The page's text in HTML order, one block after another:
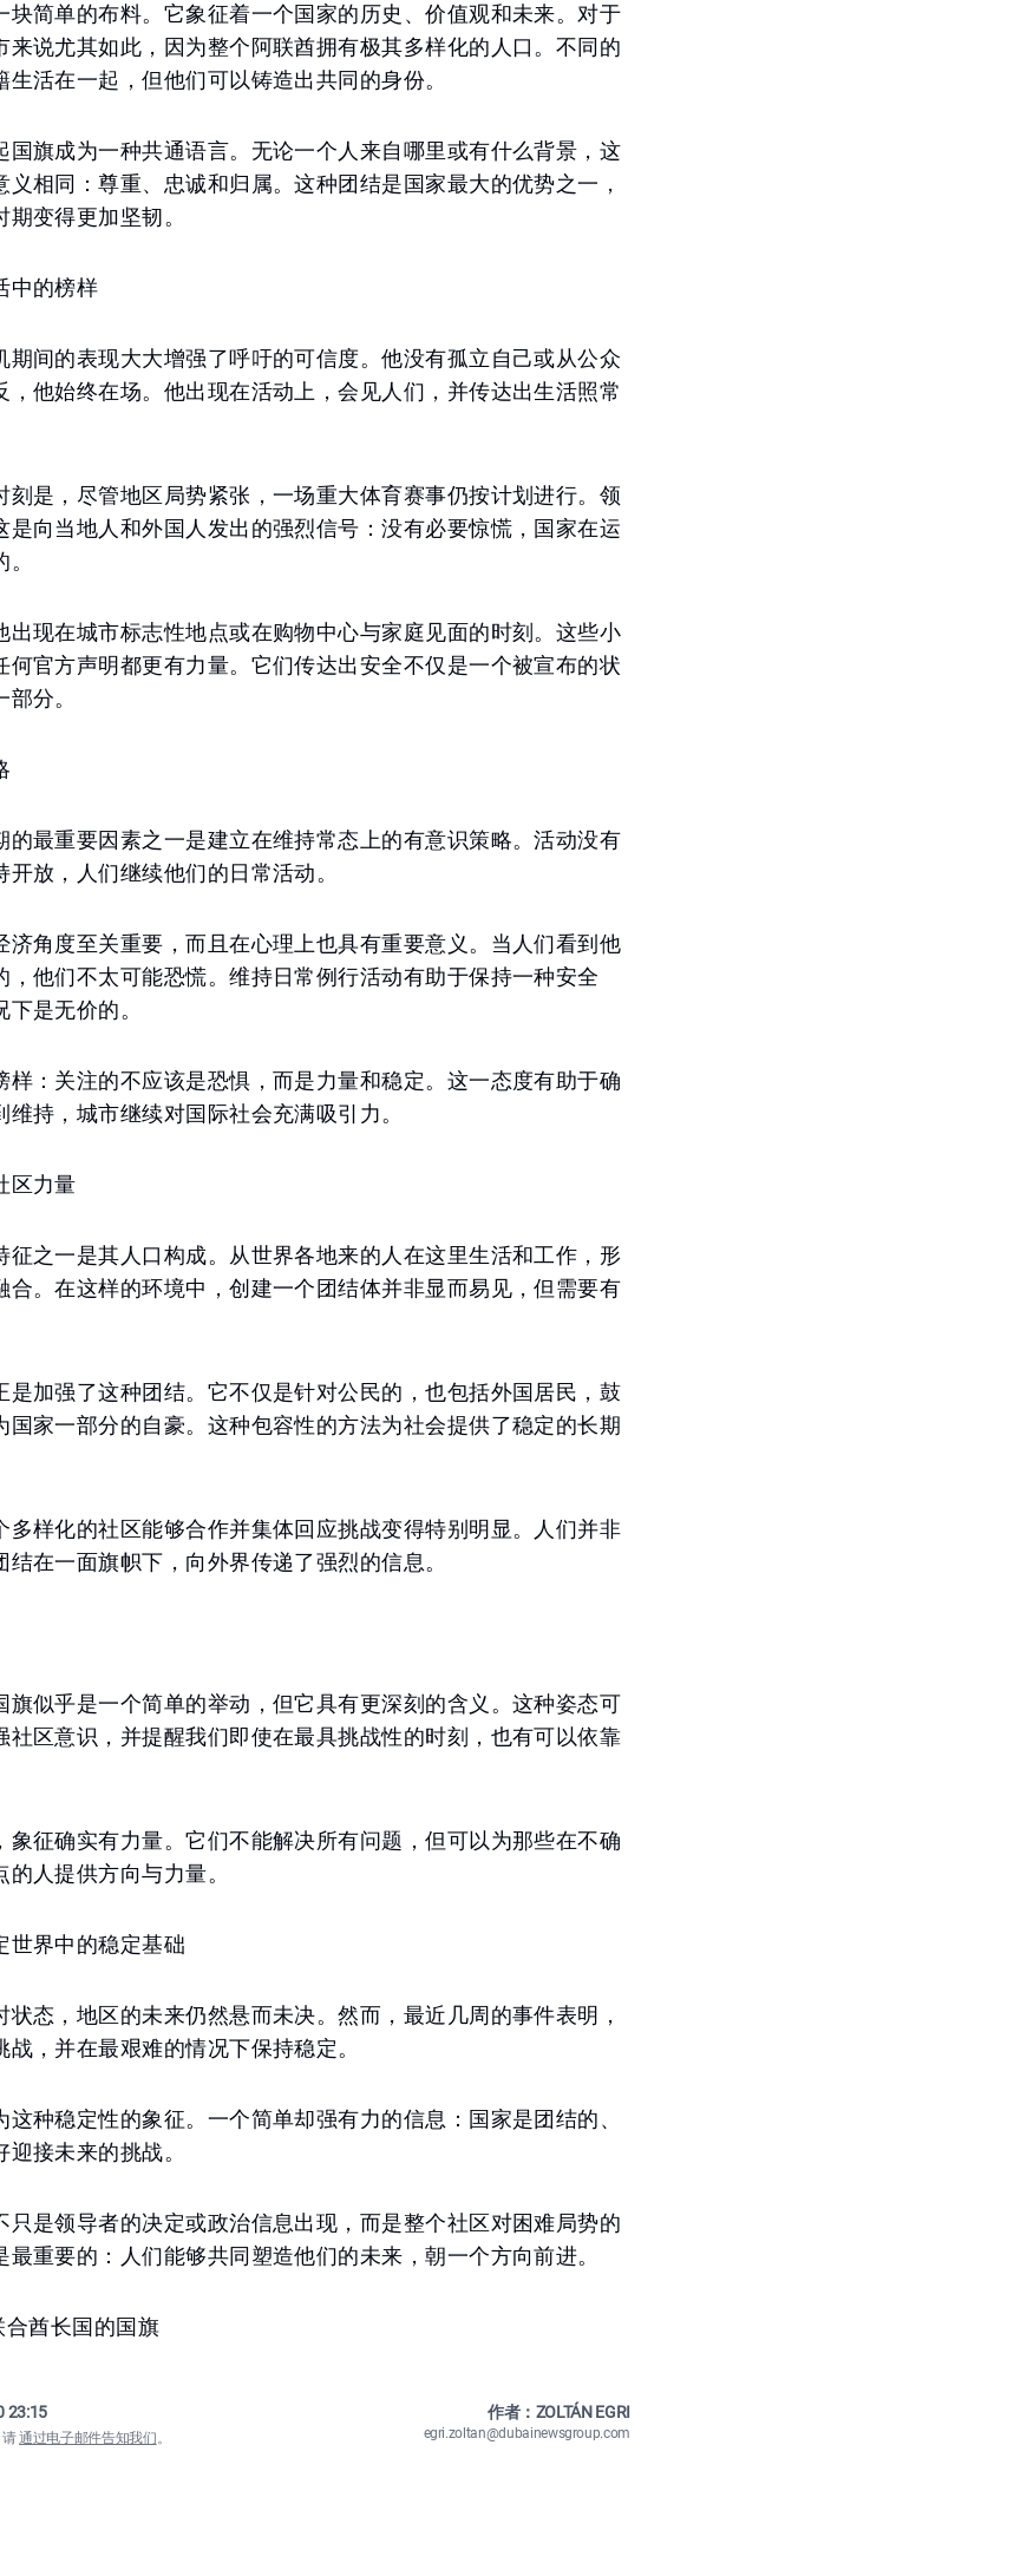
块简单的布料。它象征着一个国家的历史、价值观和未来。对于
来说尤其如此，因为整个阿联酋拥有极其多样化的人口。不同的
活在一起，但他们可以铸造出共同的身份。
国旗成为一种共通语言。无论一个人来自哪里或有什么背景，这
义相同：尊重、忠诚和归属。这种团结是国家最大的优势之一，
变得更加坚韧。
中的榜样
期间的表现大大增强了呼吁的可信度。他没有孤立自己或从公众
，他始终在场。他出现在活动上，会见人们，并传达出生活照常
刻是，尽管地区局势紧张，一场重大体育赛事仍按计划进行。领
是向当地人和外国人发出的强烈信号：没有必要惊慌，国家在运
出现在城市标志性地点或在购物中心与家庭见面的时刻。这些小
何官方声明都更有力量。它们传达出安全不仅是一个被宣布的状
分。
的最重要因素之一是建立在维持常态上的有意识策略。活动没有
放，人们继续他们的日常活动。
济角度至关重要，而且在心理上也具有重要意义。当人们看到他
，他们不太可能恐慌。维持日常例行活动有助于保持一种安全
是无价的。
样：关注的不应该是恐惧，而是力量和稳定。这一态度有助于确
持，城市继续对国际社会充满吸引力。
区力量
征之一是其人口构成。从世界各地来的人在这里生活和工作，形
合。在这样的环境中，创建一个团结体并非显而易见，但需要有
是加强了这种团结。它不仅是针对公民的，也包括外国居民，鼓
国家一部分的自豪。这种包容性的方法为社会提供了稳定的长期
多样化的社区能够合作并集体回应挑战变得特别明显。人们并非
在一面旗帜下，向外界传递了强烈的信息。
旗似乎是一个简单的举动，但它具有更深刻的含义。这种姿态可
社区意识，并提醒我们即使在最具挑战性的时刻，也有可以依靠
象征确实有力量。它们不能解决所有问题，但可以为那些在不确
人提供方向与力量。
世界中的稳定基础
状态，地区的未来仍然悬而未决。然而，最近几周的事件表明，
，并在最艰难的情况下保持稳定。
这种稳定性的象征。一个简单却强有力的信息：国家是团结的、
接未来的挑战。
只是领导者的决定或政治信息出现，而是整个社区对困难局势的
最重要的：人们能够共同塑造他们的未来，朝一个方向前进。
酋长国的国旗
23:15
请通过电子邮件告知我们。
作者：ZOLTÁN EGRI
egri.zoltan@dubainewsgroup.com